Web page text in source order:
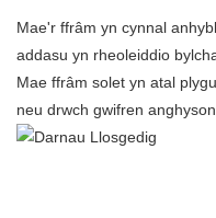
Mae'r ffrâm yn cynnal
addasu yn rheoleiddio
Mae ffrâm solet yn atal
neu drwch gwifren